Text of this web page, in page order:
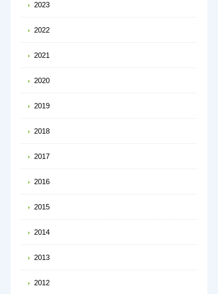
2023
2022
2021
2020
2019
2018
2017
2016
2015
2014
2013
2012